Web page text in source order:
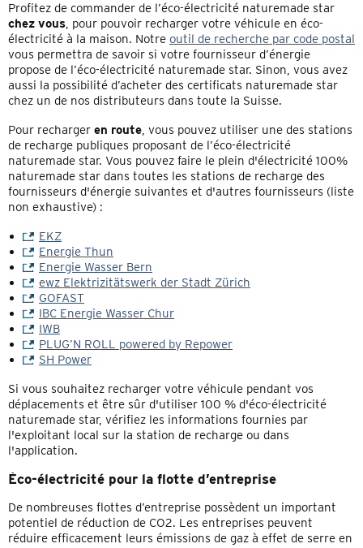
Profitez de commander de l’éco-électricité naturemade star
chez vous, pour pouvoir recharger votre véhicule en éco-
électricité à la maison. Notre outil de recherche par code postal
vous permettra de savoir si votre fournisseur d’énergie
propose de l’éco-électricité naturemade star. Sinon, vous avez
aussi la possibilité d’acheter des certificats naturemade star
chez un de nos distributeurs dans toute la Suisse.
Pour recharger en route, vous pouvez utiliser une des stations
de recharge publiques proposant de l’éco-électricité
naturemade star. Vous pouvez faire le plein d'électricité 100%
naturemade star dans toutes les stations de recharge des
fournisseurs d'énergie suivantes et d'autres fournisseurs (liste
non exhaustive) :
EKZ
Energie Thun
Energie Wasser Bern
ewz Elektrizitätswerk der Stadt Zürich
GOFAST
IBC Energie Wasser Chur
IWB
PLUG’N ROLL powered by Repower
SH Power
Si vous souhaitez recharger votre véhicule pendant vos
déplacements et être sûr d'utiliser 100 % d'éco-électricité
naturemade star, vérifiez les informations fournies par
l'exploitant local sur la station de recharge ou dans
l'application.
Éco-électricité pour la flotte d’entreprise
De nombreuses flottes d’entreprise possèdent un important
potentiel de réduction de CO2. Les entreprises peuvent
réduire efficacement leurs émissions de gaz à effet de serre en